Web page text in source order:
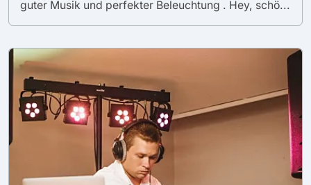
guter Musik und perfekter Beleuchtung . Hey, schö...